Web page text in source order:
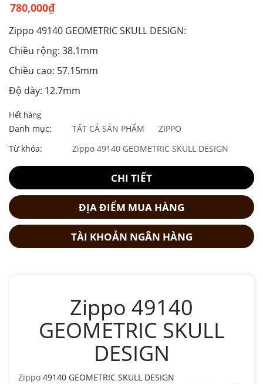
780,000₫
Zippo 49140 GEOMETRIC SKULL DESIGN:
Chiều rộng: 38.1mm
Chiều cao: 57.15mm
Độ dày: 12.7mm
Hết hàng
Danh mục: TẤT CẢ SẢN PHẨM
ZIPPO
Từ khóa:
Zippo 49140 GEOMETRIC SKULL DESIGN
CHI TIẾT
ĐỊA ĐIỂM MUA HÀNG
TÀI KHOẢN NGÂN HÀNG
Zippo 49140
GEOMETRIC SKULL
DESIGN
Zippo 49140 GEOMETRIC SKULL DESIGN